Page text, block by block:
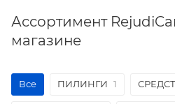
Ассортимент
магазине
Все ПИЛИНГИ 1